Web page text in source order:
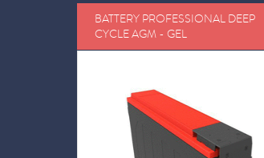
BATTERY PROFESSIONAL DEEP
CYCLE AGM - GEL